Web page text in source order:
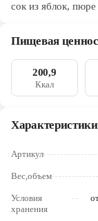
сок из яблок, пюре
Пищевая
200,9
Ккал
Характеристики
Артикул
Вес,объем
Условия
хранения